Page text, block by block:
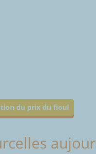
du prix du fioul